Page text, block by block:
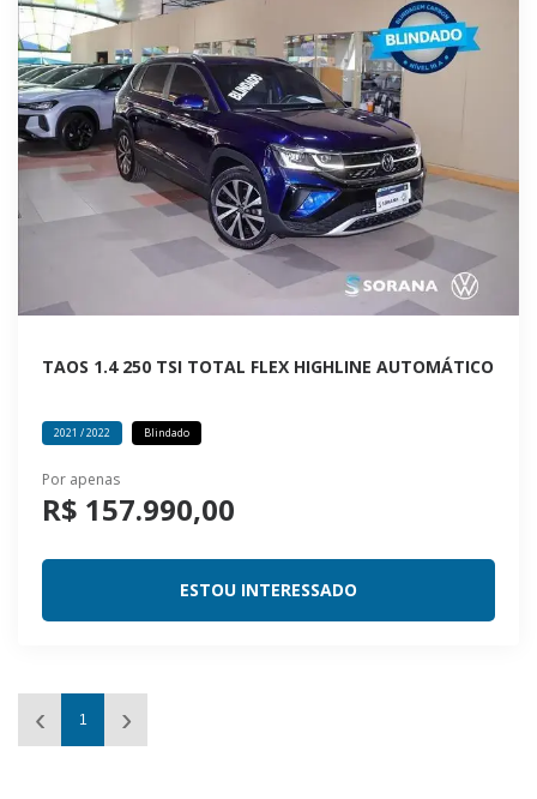
TAOS 1.4 250 TSI TOTAL FLEX HIGHLINE AUTOMÁTICO
2021 / 2022 Blindado
Por apenas
R$ 157.990,00
ESTOU INTERESSADO
1